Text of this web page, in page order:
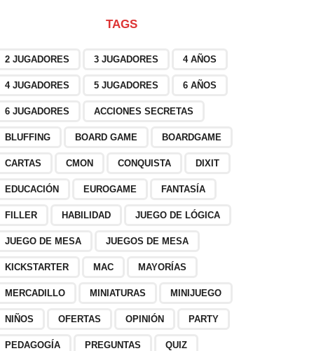
TAGS
2 JUGADORES 3 JUGADORES 4 AÑOS
4 JUGADORES 5 JUGADORES 6 AÑOS
6 JUGADORES ACCIONES SECRETAS
BLUFFING BOARD GAME BOARDGAME
CARTAS CMON CONQUISTA DIXIT
EDUCACIÓN EUROGAME FANTASÍA
FILLER HABILIDAD JUEGO DE LÓGICA
JUEGO DE MESA JUEGOS DE MESA
KICKSTARTER MAC MAYORÍAS
MERCADILLO MINIATURAS MINIJUEGO
NIÑOS OFERTAS OPINIÓN PARTY
PEDAGOGÍA PREGUNTAS QUIZ